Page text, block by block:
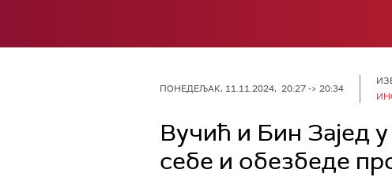
ПОНЕДЕЉАК, 11.11.2024, 20:27 -> 20:34
Вучић и Бин Зајед
себе и обезбеде